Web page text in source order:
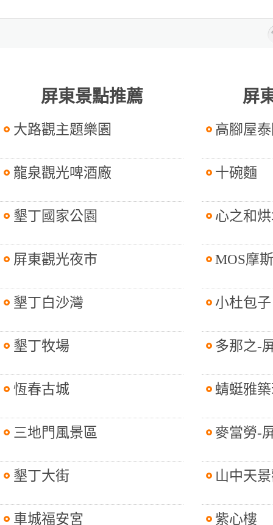
屏東景點推薦
大路觀主題樂園
龍泉觀光啤酒廠
墾丁國家公園
屏東觀光夜市
墾丁白沙灣
墾丁牧場
恆春古城
三地門風景區
墾丁大街
車城福安宮
屏
高腳屋
十碗麵
心之和
MOS摩
小杜包子
多那之-
蜻蜓雅
麥當勞-
山中天
紫心樓